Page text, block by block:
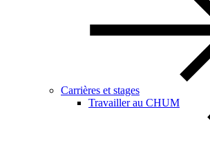
Carrières et stages
Travailler au CHUM